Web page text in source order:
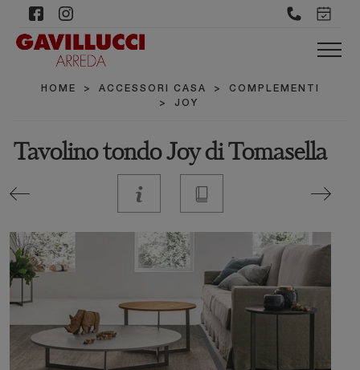
HOME > ACCESSORI CASA >
COMPLEMENTI
>
JOY
Tavolino tondo Joy di Tomasella